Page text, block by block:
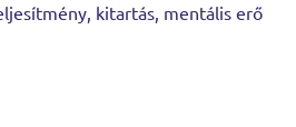
kitartás, mentális erő